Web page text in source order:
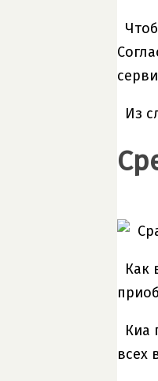
Из
Как
Киа
всех